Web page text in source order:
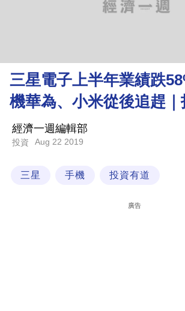
理
財
商
業
科
三星電子上半年業績跌
機華為、小米從後追趕
經濟一週編輯部
投資 Aug 22 2019
三星 手機 投資有道
廣告